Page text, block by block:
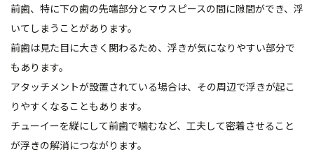
前歯、特に下の歯の先端部分とマウスピースの間に隙間ができ、浮
いてしまうことがあります。
前歯は見た目に大きく関わるため、浮きが気になりやすい部分で
もあります。
アタッチメントが設置されている場合は、その周辺で浮きが起こ
りやすくなることもあります。
チューイーを縦にして前歯で噛むなど、工夫して密着させること
が浮きの解消につながります。